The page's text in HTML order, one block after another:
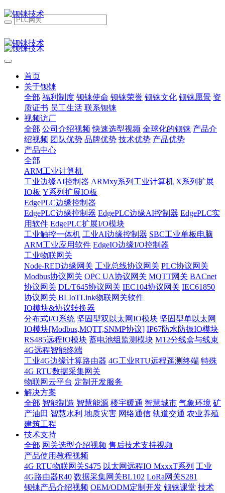
首页
关于钡铼
全部 福利制度 钡铼使命 钡铼荣誉 钡铼文化 钡铼愿景 资
质证书 员工生活 联系钡铼
视频访厂
全部 公司介绍视频 快速选型视频 全球化的钡铼 产品介
绍视频 团队优势 品牌优势 技术优势 产品优势
产品中心
全部
ARM工业计算机
工业边缘AI控制器 ARMxy系列工业计算机 X系列扩展
IO板 Y系列扩展IO板
EdgePLC边缘控制器
EdgePLC边缘控制器 EdgePLC边缘AI控制器 EdgePLC实
用软件 EdgePLC扩展I/O模块
工业触控一体机 工业AI边缘控制器 SBC工业单板电脑
ARM工业应用软件 EdgeIO边缘I/O控制器
工业物联网关
Node-RED边缘网关 工业总线协议网关 PLC协议网关
Modbus协议网关 OPC UA协议网关 MQTT网关 BACnet
协议网关 DL/T645协议网关 IEC104协议网关 IEC61850
协议网关 BLIoTLink物联网关软件
IO模块&协议转换器
分布式I/O系统 坚固型双以太网IO模块 坚固型单以太网
IO模块[Modbus,MQTT,SNMP协议] IP67防水防振IO模块
RS485远程IO模块 蓄电池组监测模块 M12分线盒与线束
4G远程智能终端
工业4G边缘计算路由器 4G工业RTU远程遥测终端 特殊
4G RTU数据采集网关
物联网云平台 定制开发服务
解决方案
全部 智能制造 智慧能源 楼宇暖通 智慧城市 气象环境 矿
产油田 智慧水利 地质灾害 网络通信 轨道交通 农业养殖
建筑工程
技术支持
全部 网关选型介绍视频 售后技术支持视频
产品使用教程视频
4G RTU物联网关S475 以太网远程IO MxxxT系列 工业
4G路由器R40 数据采集网关BL102 LoRa网关S281
钡铼产品介绍视频 OEM/ODM定制开发 钡铼课堂 技术